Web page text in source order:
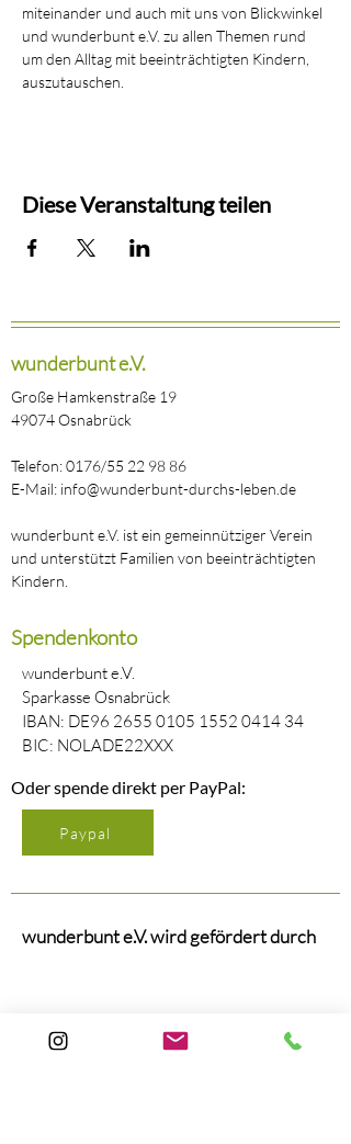
miteinander und auch mit uns von Blickwinkel
und wunderbunt e.V. zu allen Themen rund
um den Alltag mit beeinträchtigten Kindern,
auszutauschen.
Diese Veranstaltung teilen
wunderbunt e.V.
Große Hamkenstraße 19
49074 Osnabrück
Telefon: 0176/55 22 98 86
E-Mail: info@wunderbunt-durchs-leben.de
wunderbunt e.V. ist ein gemeinnütziger Verein
und unterstützt Familien von beeinträchtigten
Kindern.
Spendenkonto
wunderbunt e.V.
Sparkasse Osnabrück
IBAN: DE96 2655 0105 1552 0414 34
BIC: NOLADE22XXX
Oder spende direkt per PayPal:
Paypal
wunderbunt e.V. wird gefördert durch